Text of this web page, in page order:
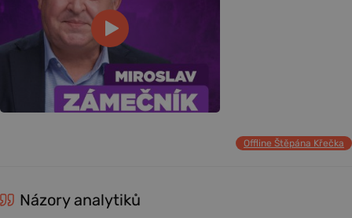
Offline Štěpána Křečka
Názory analytiků